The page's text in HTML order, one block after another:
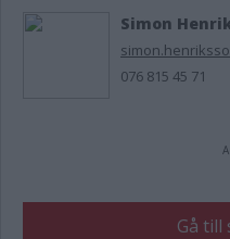
Simon
076 815 45 71
Gå till